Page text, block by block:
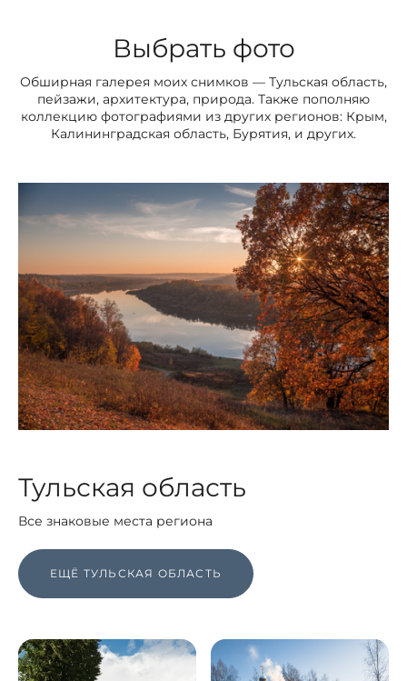
Выбрать фото
Обширная галерея моих снимков — Тульская область,
пейзажи, архитектура, природа. Также пополняю
коллекцию фотографиями из других регионов: Крым,
Калининградская область, Бурятия, и других.
Тульская область
Все знаковые места региона
ЕЩЁ ТУЛЬСКАЯ ОБЛАСТЬ